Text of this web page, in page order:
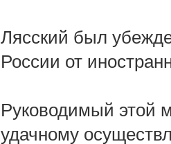
Лясский был
России от
Руководимый этой
удачному